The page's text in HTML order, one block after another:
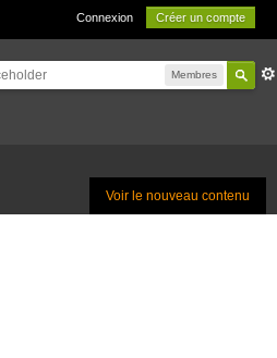
Connexion Créer un compte
Membres
Voir le nouveau contenu